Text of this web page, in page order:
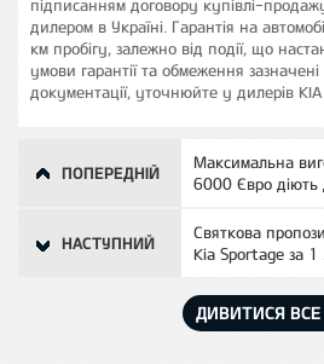
підписанням договору купівлі-
дилером в Україні. Гарантія на
км пробігу, залежно від події, що
умови гарантії та обмеження зазначені
документації, уточнюйте у дилерів KIA
ПОПЕРЕДНІЙ
Максимальна
6000 Євро діють
НАСТУПНИЙ
Святкова
Kia Sportage за
ДИВИТИСЯ ВСЕ